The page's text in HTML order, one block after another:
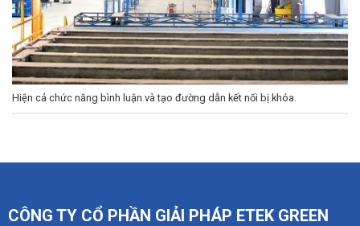
Hiện cả chức năng bình luận và tạo đường dẫn kết nối bị khóa.
CÔNG TY CỔ PHẦN GIẢI PHÁP ETEK GREEN